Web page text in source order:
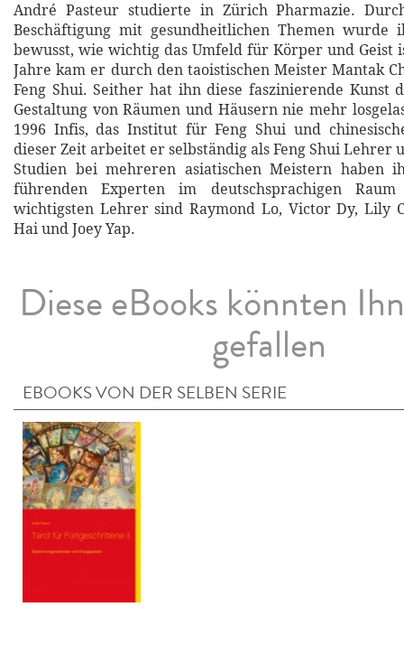
André Pasteur studierte in Zürich Pharmazie.
Beschäftigung mit gesundheitlichen Themen wurde
bewusst, wie wichtig das Umfeld für Körper und Geist
Jahre kam er durch den taoistischen Meister Mantak
Feng Shui. Seither hat ihn diese faszinierende Kunst
Gestaltung von Räumen und Häusern nie mehr
1996 Infis, das Institut für Feng Shui und
dieser Zeit arbeitet er selbständig als Feng Shui Lehrer
Studien bei mehreren asiatischen Meistern haben
führenden Experten im deutschsprachigen Raum
wichtigsten Lehrer sind Raymond Lo, Victor Dy, Lily
Hai und Joey Yap.
Diese eBooks könnten
gefallen
EBOOKS VON DER SELBEN SERIE